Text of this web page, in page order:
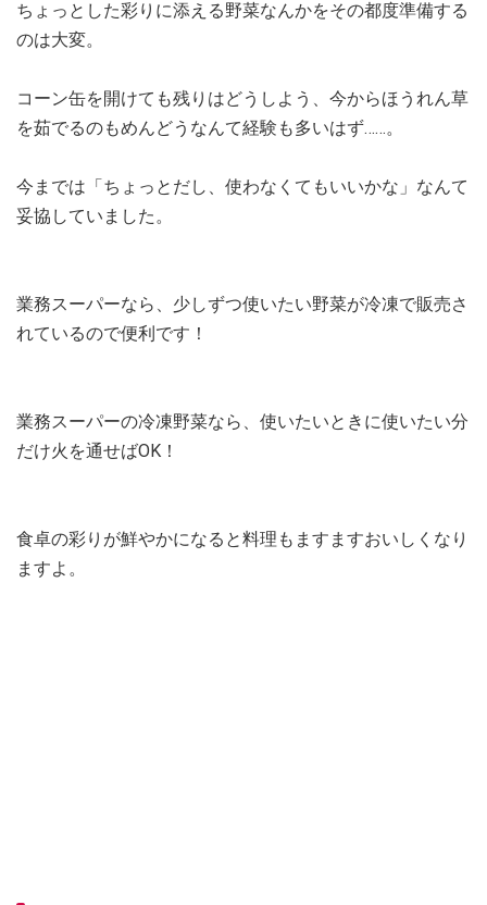
ちょっとした彩りに添える野菜なんかをその都度準備する
のは大変。
コーン缶を開けても残りはどうしよう、今からほうれん草
を茹でるのもめんどうなんて経験も多いはず……。
今までは「ちょっとだし、使わなくてもいいかな」なんて
妥協していました。
業務スーパーなら、少しずつ使いたい野菜が冷凍で販売さ
れているので便利です！
業務スーパーの冷凍野菜なら、使いたいときに使いたい分
だけ火を通せばOK！
食卓の彩りが鮮やかになると料理もますますおいしくなり
ますよ。